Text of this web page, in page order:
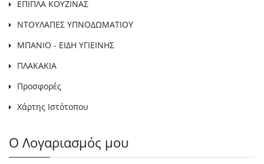
ΕΠΙΠΛΑ ΚΟΥΖΙΝΑΣ
ΝΤΟΥΛΑΠΕΣ ΥΠΝΟΔΩΜΑΤΙΟΥ
ΜΠΑΝΙΟ - ΕΙΔΗ ΥΓΙΕΙΝΗΣ
ΠΛΑΚΑΚΙΑ
Προσφορές
Χάρτης Ιστότοπου
Ο Λογαριασμός μου